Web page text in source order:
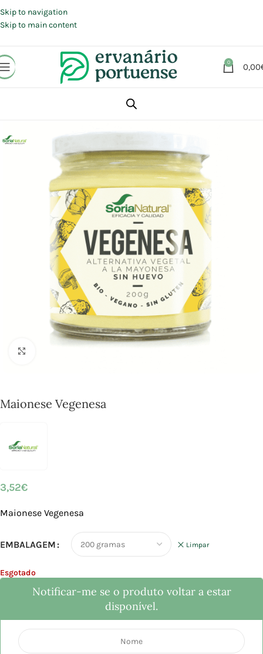
Skip to navigation
Skip to main content
0 0,00
Azeites | Óleos | Temperos
Maionese Vegenesa
3,52€
Maionese Vegenesa
EMBALAGEM Limpar
Esgotado
Notificar-me se o produto voltar a estar
disponível.